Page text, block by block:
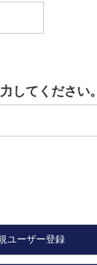
してください。
ユーザー登録